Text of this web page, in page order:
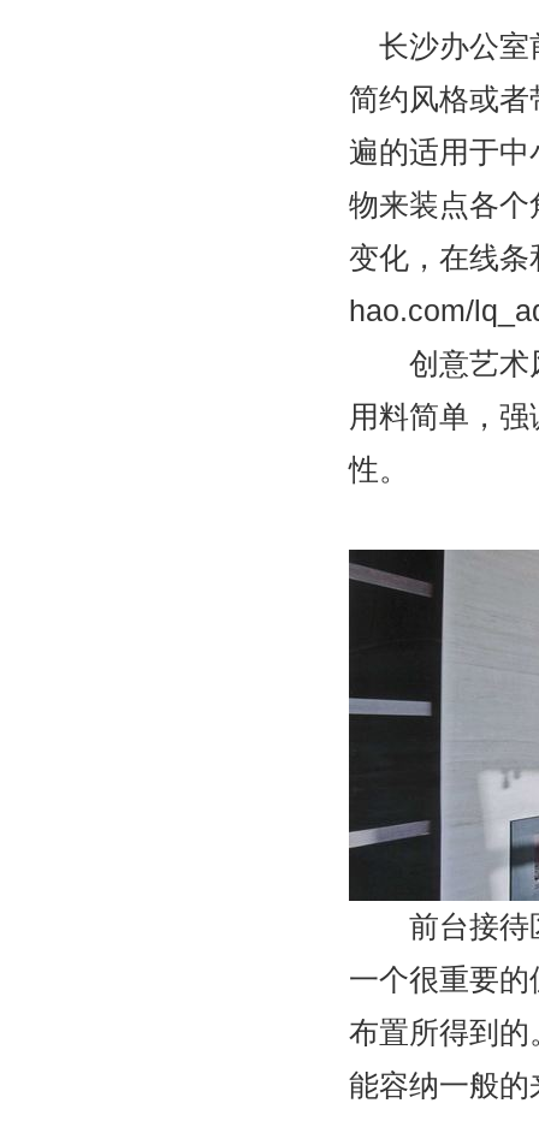
长沙办公室
简约风格或
遍的适用于
物来装点各
变化，在线
hao.com/
创意艺术风
用料简单，
性。
前台接待区
一个很重要
布置所得到
能容纳一般